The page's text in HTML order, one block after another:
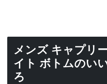
メンズ キャプリ
イト ボトムのい
ろ